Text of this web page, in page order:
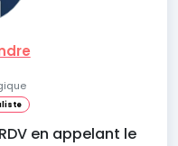
en appelant le